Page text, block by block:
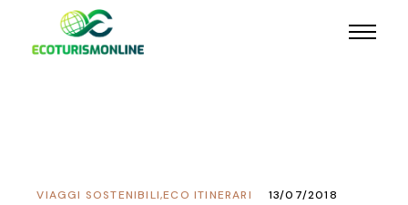
ECO ITINERARI
,
VIAGGI SOSTENIBILI 13/07/2018